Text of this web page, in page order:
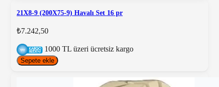
21X8-9 (200X75-9) Havalı Set 16 pr
₺7.242,50
1000 TL üzeri ücretsiz kargo
Sepete ekle